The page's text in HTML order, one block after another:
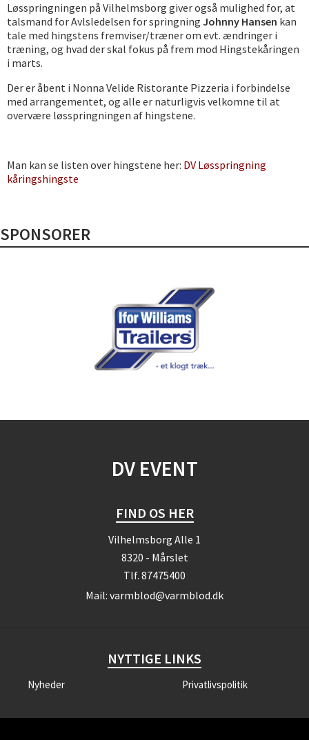
Løsspringningen på Vilhelmsborg giver også mulighed for, at
talsmand for Avlsledelsen for springning Johnny Hansen kan
tale med hingstens fremviser/træner om evt. ændringer i
træning, og hvad der skal fokus på frem mod Hingstekåringen
i marts.
Der er åbent i Nonna Velide Ristorante Pizzeria i forbindelse
med arrangementet, og alle er naturligvis velkomne til at
overvære løsspringningen af hingstene.
Man kan se listen over hingstene her: DV Løsspringning
kåringshingste
SPONSORER
DV EVENT
FIND OS HER
Vilhelmsborg Alle 1
8320 - Mårslet
Tlf. 87475400
Mail: varmblod@varmblod.dk
NYTTIGE LINKS
Nyheder Privatlivspolitik